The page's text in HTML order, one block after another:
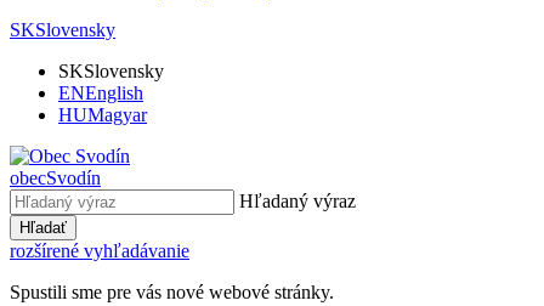
SKSlovensky
SKSlovensky
ENEnglish
HUMagyar
obecSvodín
Hľadaný výraz
Hľadať
rozšírené vyhľadávanie
Spustili sme pre vás nové webové stránky.